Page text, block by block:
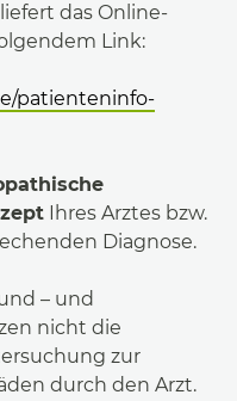
liefert das Online-
Link:
patienteninfo-
Ihres Arztes bzw.
Diagnose.
– und
nicht die
zur
durch den Arzt.